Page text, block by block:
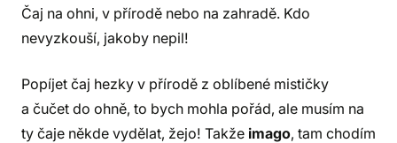
Čaj na ohni, v přírodě nebo na zahradě. Kdo
nevyzkouší, jakoby nepil!
Popíjet čaj hezky v přírodě z oblíbené mističky
a čučet do ohně, to bych mohla pořád, ale musím na
ty čaje někde vydělat, žejo! Takže imago, tam chodím